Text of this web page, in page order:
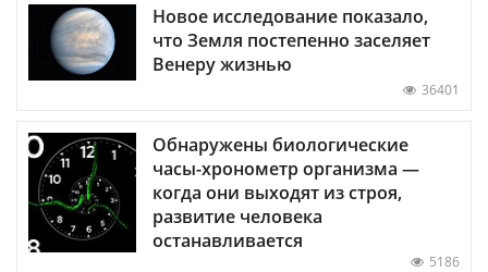
Новое исследование показало,
что Земля постепенно заселяет
Венеру жизнью
36401
Обнаружены биологические
часы-хронометр организма —
когда они выходят из строя,
развитие человека
останавливается
5186